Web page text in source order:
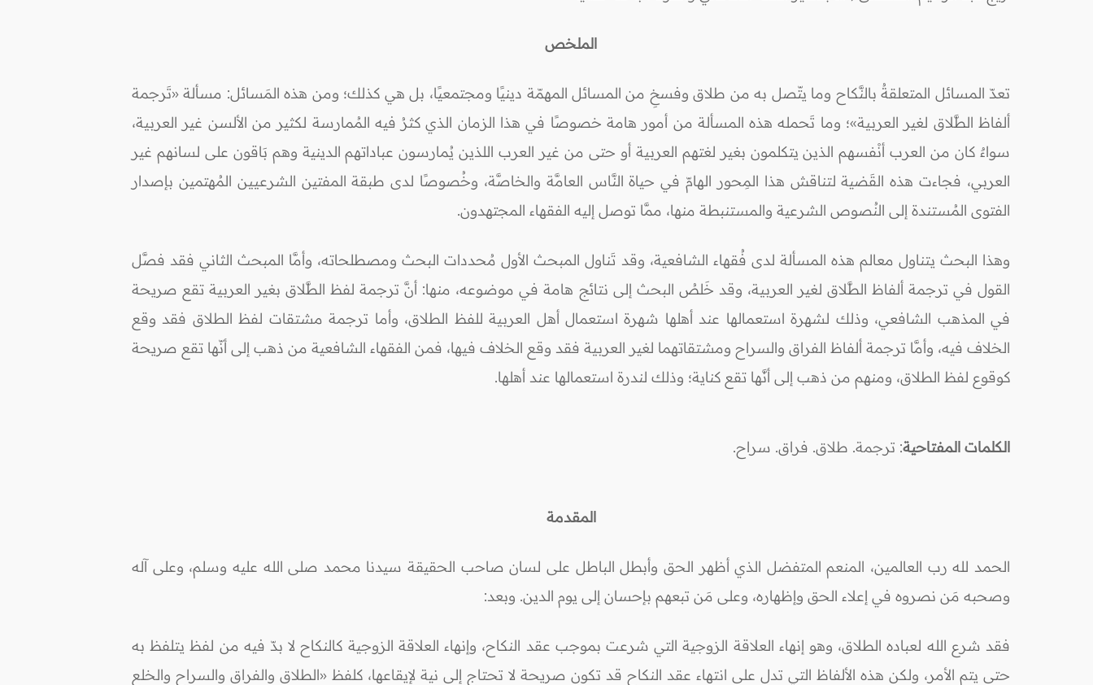
الملخص
تعدّ المسائل المتعلقةُ بالنَّكاح وما يتّصل به من طلاق وفسخِ من المسائل المهمّة دينيًا ومجتمعيًا، بل هي كذلك؛ ومن هذه المَسائل: مسألة «تَرجمة
ألفاظ الطَّلاق لغير العربية»؛ وما تَحمله هذه المسألة من أمور هامة خصوصًا في هذا الزمان الذي كثرُ فيه المُمارسة لكثير من الألسن غير العربية،
سواءٌ كان من العرب أنْفسهم الذين يتكلمون بغير لغتهم العربية أو حتى من غير العرب اللذين يُمارسون عباداتهم الدينية وهم بَاقون على لسانهم غير
العربي، فجاءت هذه القَضية لتناقش هذا المِحور الهامّ في حياة النَّاس العامَّة والخاصَّة، وخُصوصًا لدى طبقة المفتين الشرعيين المُهتمين بإصدار
الفتوى المُستندة إلى النُصوص الشرعية والمستنبطة منها، ممَّا توصل إليه الفقهاء المجتهدون.
وهذا البحث يتناول معالم هذه المسألة لدى فُقهاء الشافعية، وقد تَناول المبحث الأول مُحددات البحث ومصطلحاته، وأمَّا المبحث الثاني فقد فصَّل
القول في ترجمة ألفاظ الطَّلاق لغير العربية، وقد خَلصُ البحث إلى نتائج هامة في موضوعه، منها: أنَّ ترجمة لفظ الطَّلاق بغير العربية تقع صريحة
في المذهب الشافعي، وذلك لشهرة استعمالها عند أهلها شهرة استعمال أهل العربية للفظ الطلاق، وأما ترجمة مشتقات لفظ الطلاق فقد وقع
الخلاف فيه، وأمَّا ترجمة ألفاظ الفراق والسراح ومشتقاتهما لغير العربية فقد وقع الخلاف فيها، فمن الفقهاء الشافعية من ذهب إلى أنّها تقع صريحة
كوقوع لفظ الطلاق، ومنهم من ذهب إلى أنَّها تقع كناية؛ وذلك لندرة استعمالها عند أهلها.
الكلمات المفتاحية: ترجمة. طلاق. فراق. سراح.
المقدمة
الحمد لله رب العالمين، المنعم المتفضل الذي أظهر الحق وأبطل الباطل على لسان صاحب الحقيقة سيدنا محمد صلى الله عليه وسلم، وعلى آله
وصحبه مَن نصروه في إعلاء الحق وإظهاره، وعلى مَن تبعهم بإحسان إلى يوم الدين. وبعد:
فقد شرع الله لعباده الطلاق، وهو إنهاء العلاقة الزوجية التي شرعت بموجب عقد النكاح، وإنهاء العلاقة الزوجية كالنكاح لا بدّ فيه من لفظ يتلفظ به
حتى يتم الأمر، ولكن هذه الألفاظ التي تدل على انتهاء عقد النكاح قد تكون صريحة لا تحتاج إلى نية لإيقاعها، كلفظ «الطلاق والفراق والسراح والخلع